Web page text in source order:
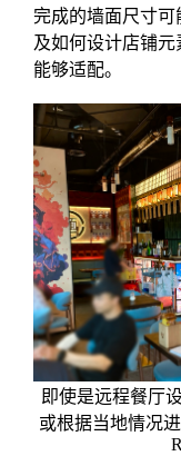
完成的墙面尺寸
及如何设计店铺
能够适配。
即使是远程餐厅
或根据当地情况